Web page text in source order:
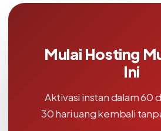
Mulai Hosting
Ini
Aktivasi instan dalam 60
30 hari uang kembali